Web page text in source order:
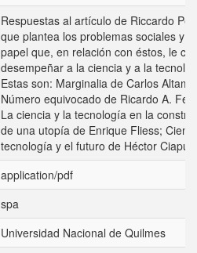
Respuestas al artículo de Riccardo
que plantea los problemas sociales y el
papel que, en relación con éstos, le
desempeñar a la ciencia y a la
Estas son: Marginalia de Carlos
Número equivocado de Ricardo A.
La ciencia y la tecnología en la
de una utopía de Enrique Fliess;
tecnología y el futuro de Héctor
application/pdf
spa
Universidad Nacional de Quilmes